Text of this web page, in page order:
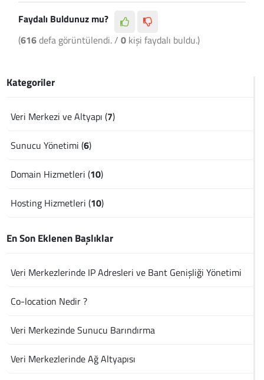
Faydalı Buldunuz mu?
(616defa görüntülendi. /0 kişi faydalı buldu.)
Kategoriler
Veri Merkezi ve Altyapı (7)
Sunucu Yönetimi (6)
Domain Hizmetleri (10)
Hosting Hizmetleri (10)
En Son Eklenen Başlıklar
Veri Merkezlerinde IP Adresleri ve Bant Genişliği Yönetimi
Co-location Nedir ?
Veri Merkezinde Sunucu Barındırma
Veri Merkezlerinde Ağ Altyapısı